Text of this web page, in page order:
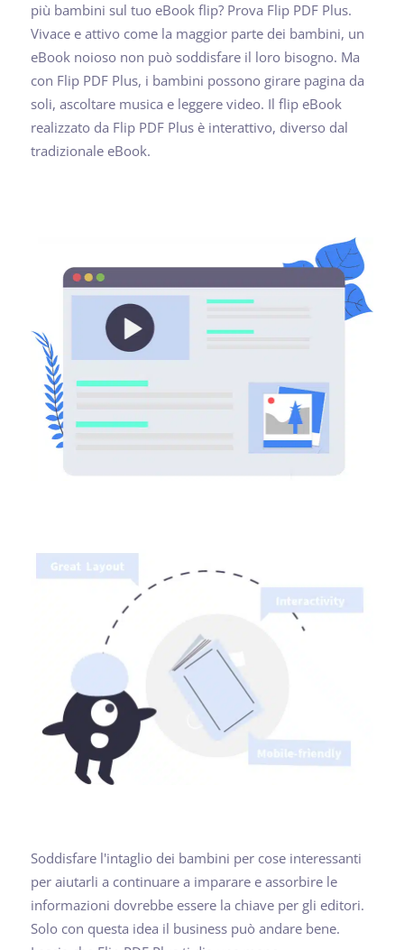
più bambini sul tuo eBook flip? Prova Flip PDF Plus.
Vivace e attivo come la maggior parte dei bambini, un
eBook noioso non può soddisfare il loro bisogno. Ma
con Flip PDF Plus, i bambini possono girare pagina da
soli, ascoltare musica e leggere video. Il flip eBook
realizzato da Flip PDF Plus è interattivo, diverso dal
tradizionale eBook.
Soddisfare l'intaglio dei bambini per cose interessanti
per aiutarli a continuare a imparare e assorbire le
informazioni dovrebbe essere la chiave per gli editori.
Solo con questa idea il business può andare bene.